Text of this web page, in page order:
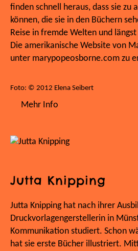
finden schnell heraus, dass sie zu
können, die sie in den Büchern
Reise in fremde Welten und
Die amerikanische Website von
unter marypopeosborne.com zu
Foto: © 2012 Elena Seibert
Mehr Info
Jutta Knipping
Jutta Knipping hat nach ihrer
Druckvorlagengerstellerin in
Kommunikation studiert. Schon
hat sie erste Bücher illustriert.